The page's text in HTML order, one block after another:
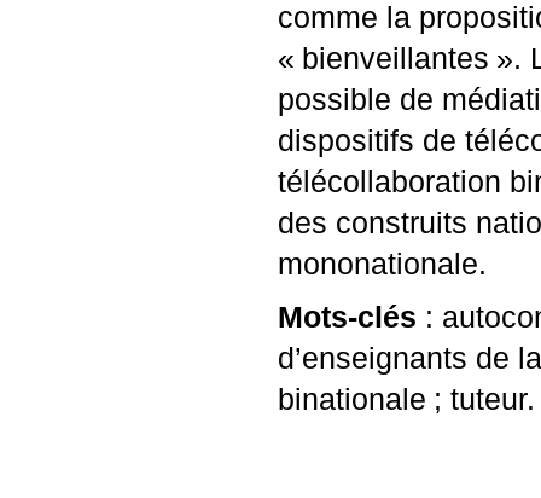
comme la
« bienveillantes ».
possible de
dispositifs de
télécollaboration
des construits
mononationale.
Mots-clés :
d’enseignants de
binationale ; tuteur.